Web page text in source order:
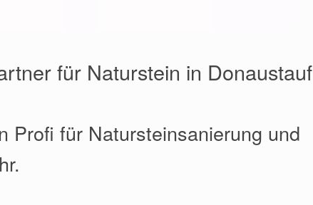
für Naturstein in Donaustauf
Profi für Natursteinsanierung und